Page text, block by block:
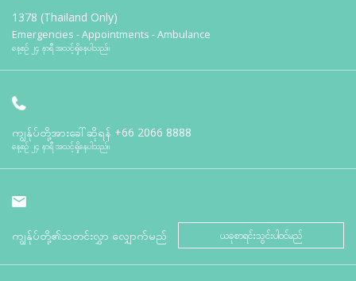
1378 (Thailand Only)
Emergencies - Appointments - Ambulance
နေ့စဉ် ၂၄ နာရီ အသင့်ရှိနေပါသည်။
ကျွန်ုပ်တို့အားခေါ်ဆိုရန် +66 2066 8888
နေ့စဉ် ၂၄ နာရီ အသင့်ရှိနေပါသည်။
ကျွန်ုပ်တို့၏သတင်းလွှာ လျှောက်မည် ယခုစာရင်းသွင်းပါဝင်မည်